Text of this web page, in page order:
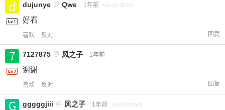
dujunye @ Qwe 1年前 via Android
好看
喜欢 反对 回复
7127875 @ 风之子 1年前
谢谢
喜欢 反对 回复
gggggjiii @ 风之子 1年前 via Android